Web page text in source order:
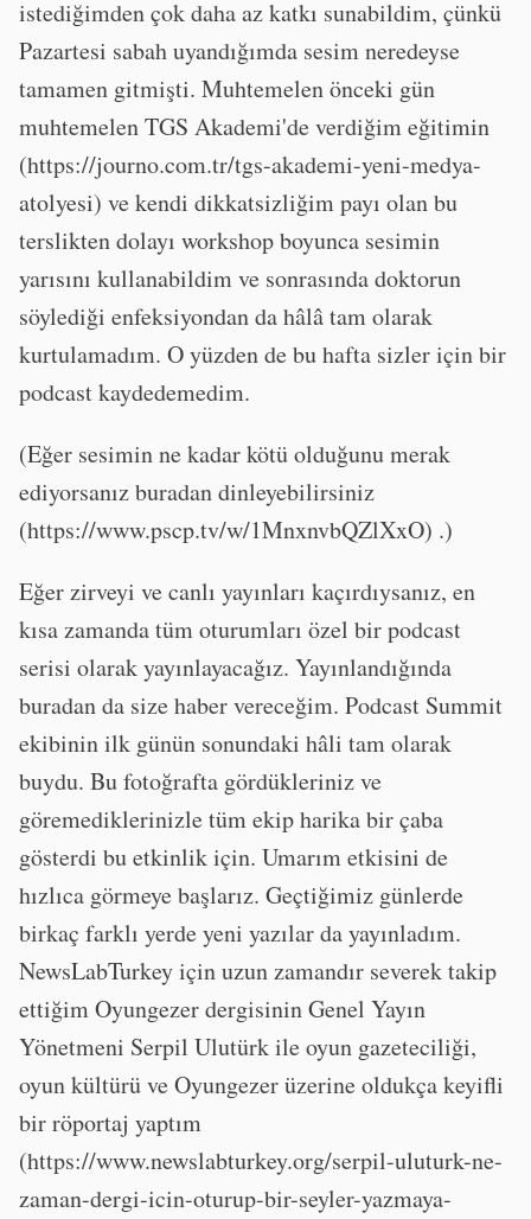
istediğimden çok daha az katkı sunabildim, çünkü
Pazartesi sabah uyandığımda sesim neredeyse
tamamen gitmişti. Muhtemelen önceki gün
muhtemelen TGS Akademi'de verdiğim eğitimin
(https://journo.com.tr/tgs-akademi-yeni-medya-
atolyesi) ve kendi dikkatsizliğim payı olan bu
terslikten dolayı workshop boyunca sesimin
yarısını kullanabildim ve sonrasında doktorun
söylediği enfeksiyondan da hâlâ tam olarak
kurtulamadım. O yüzden de bu hafta sizler için bir
podcast kaydedemedim.
(Eğer sesimin ne kadar kötü olduğunu merak
ediyorsanız buradan dinleyebilirsiniz
(https://www.pscp.tv/w/1MnxnvbQZlXxO) .)
Eğer zirveyi ve canlı yayınları kaçırdıysanız, en
kısa zamanda tüm oturumları özel bir podcast
serisi olarak yayınlayacağız. Yayınlandığında
buradan da size haber vereceğim. Podcast Summit
ekibinin ilk günün sonundaki hâli tam olarak
buydu. Bu fotoğrafta gördükleriniz ve
göremediklerinizle tüm ekip harika bir çaba
gösterdi bu etkinlik için. Umarım etkisini de
hızlıca görmeye başlarız. Geçtiğimiz günlerde
birkaç farklı yerde yeni yazılar da yayınladım.
NewsLabTurkey için uzun zamandır severek takip
ettiğim Oyungezer dergisinin Genel Yayın
Yönetmeni Serpil Ulutürk ile oyun gazeteciliği,
oyun kültürü ve Oyungezer üzerine oldukça keyifli
bir röportaj yaptım
(https://www.newslabturkey.org/serpil-uluturk-ne-
zaman-dergi-icin-oturup-bir-seyler-yazmaya-